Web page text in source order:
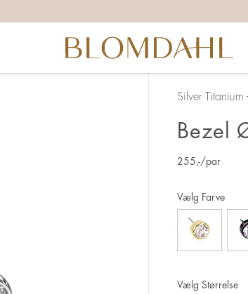
Silver Titanium -
Bezel
255 ,-/par
Vælg Størrelse
Vælg Farve